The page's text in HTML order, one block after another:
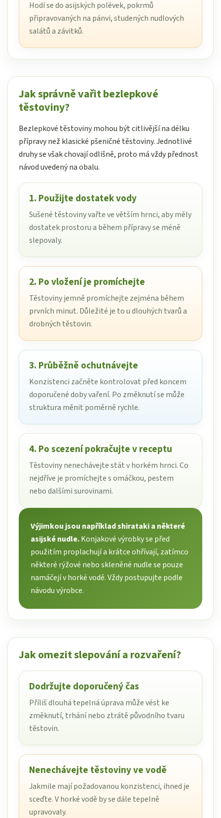
Hodí se do asijských polévek, pokrmů
připravovaných na pánvi, studených nudlových
salátů a závitků.
Jak správně vařit bezlepkové
těstoviny?
Bezlepkové těstoviny mohou být citlivější na délku
přípravy než klasické pšeničné těstoviny. Jednotlivé
druhy se však chovají odlišně, proto má vždy přednost
návod uvedený na obalu.
1. Použijte dostatek vody
Sušené těstoviny vařte ve větším hrnci, aby měly
dostatek prostoru a během přípravy se méně
slepovaly.
2. Po vložení je promíchejte
Těstoviny jemně promíchejte zejména během
prvních minut. Důležité je to u dlouhých tvarů a
drobných těstovin.
3. Průběžně ochutnávejte
Konzistenci začněte kontrolovat před koncem
doporučené doby vaření. Po změknutí se může
struktura měnit poměrně rychle.
4. Po scezení pokračujte v receptu
Těstoviny nenechávejte stát v horkém hrnci. Co
nejdříve je promíchejte s omáčkou, pestem
nebo dalšími surovinami.
Výjimkou jsou například shirataki a některé
asijské nudle.Konjakové výrobky se před
použitím proplachují a krátce ohřívají, zatímco
některé rýžové nebo skleněné nudle se pouze
namáčejí v horké vodě. Vždy postupujte podle
návodu výrobce.
Jak omezit slepování a rozvaření?
Dodržujte doporučený čas
Příliš dlouhá tepelná úprava může vést ke
změknutí, trhání nebo ztrátě původního tvaru
těstovin.
Nenechávejte těstoviny ve vodě
Jakmile mají požadovanou konzistenci, ihned je
sceďte. V horké vodě by se dále tepelně
upravovaly.